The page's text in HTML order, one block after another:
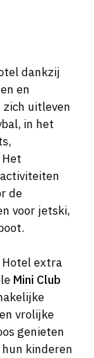
dankzij
en
uitleven
in het
de
voor jetski,
Hotel extra
Mini Club
vrolijke
genieten
kinderen